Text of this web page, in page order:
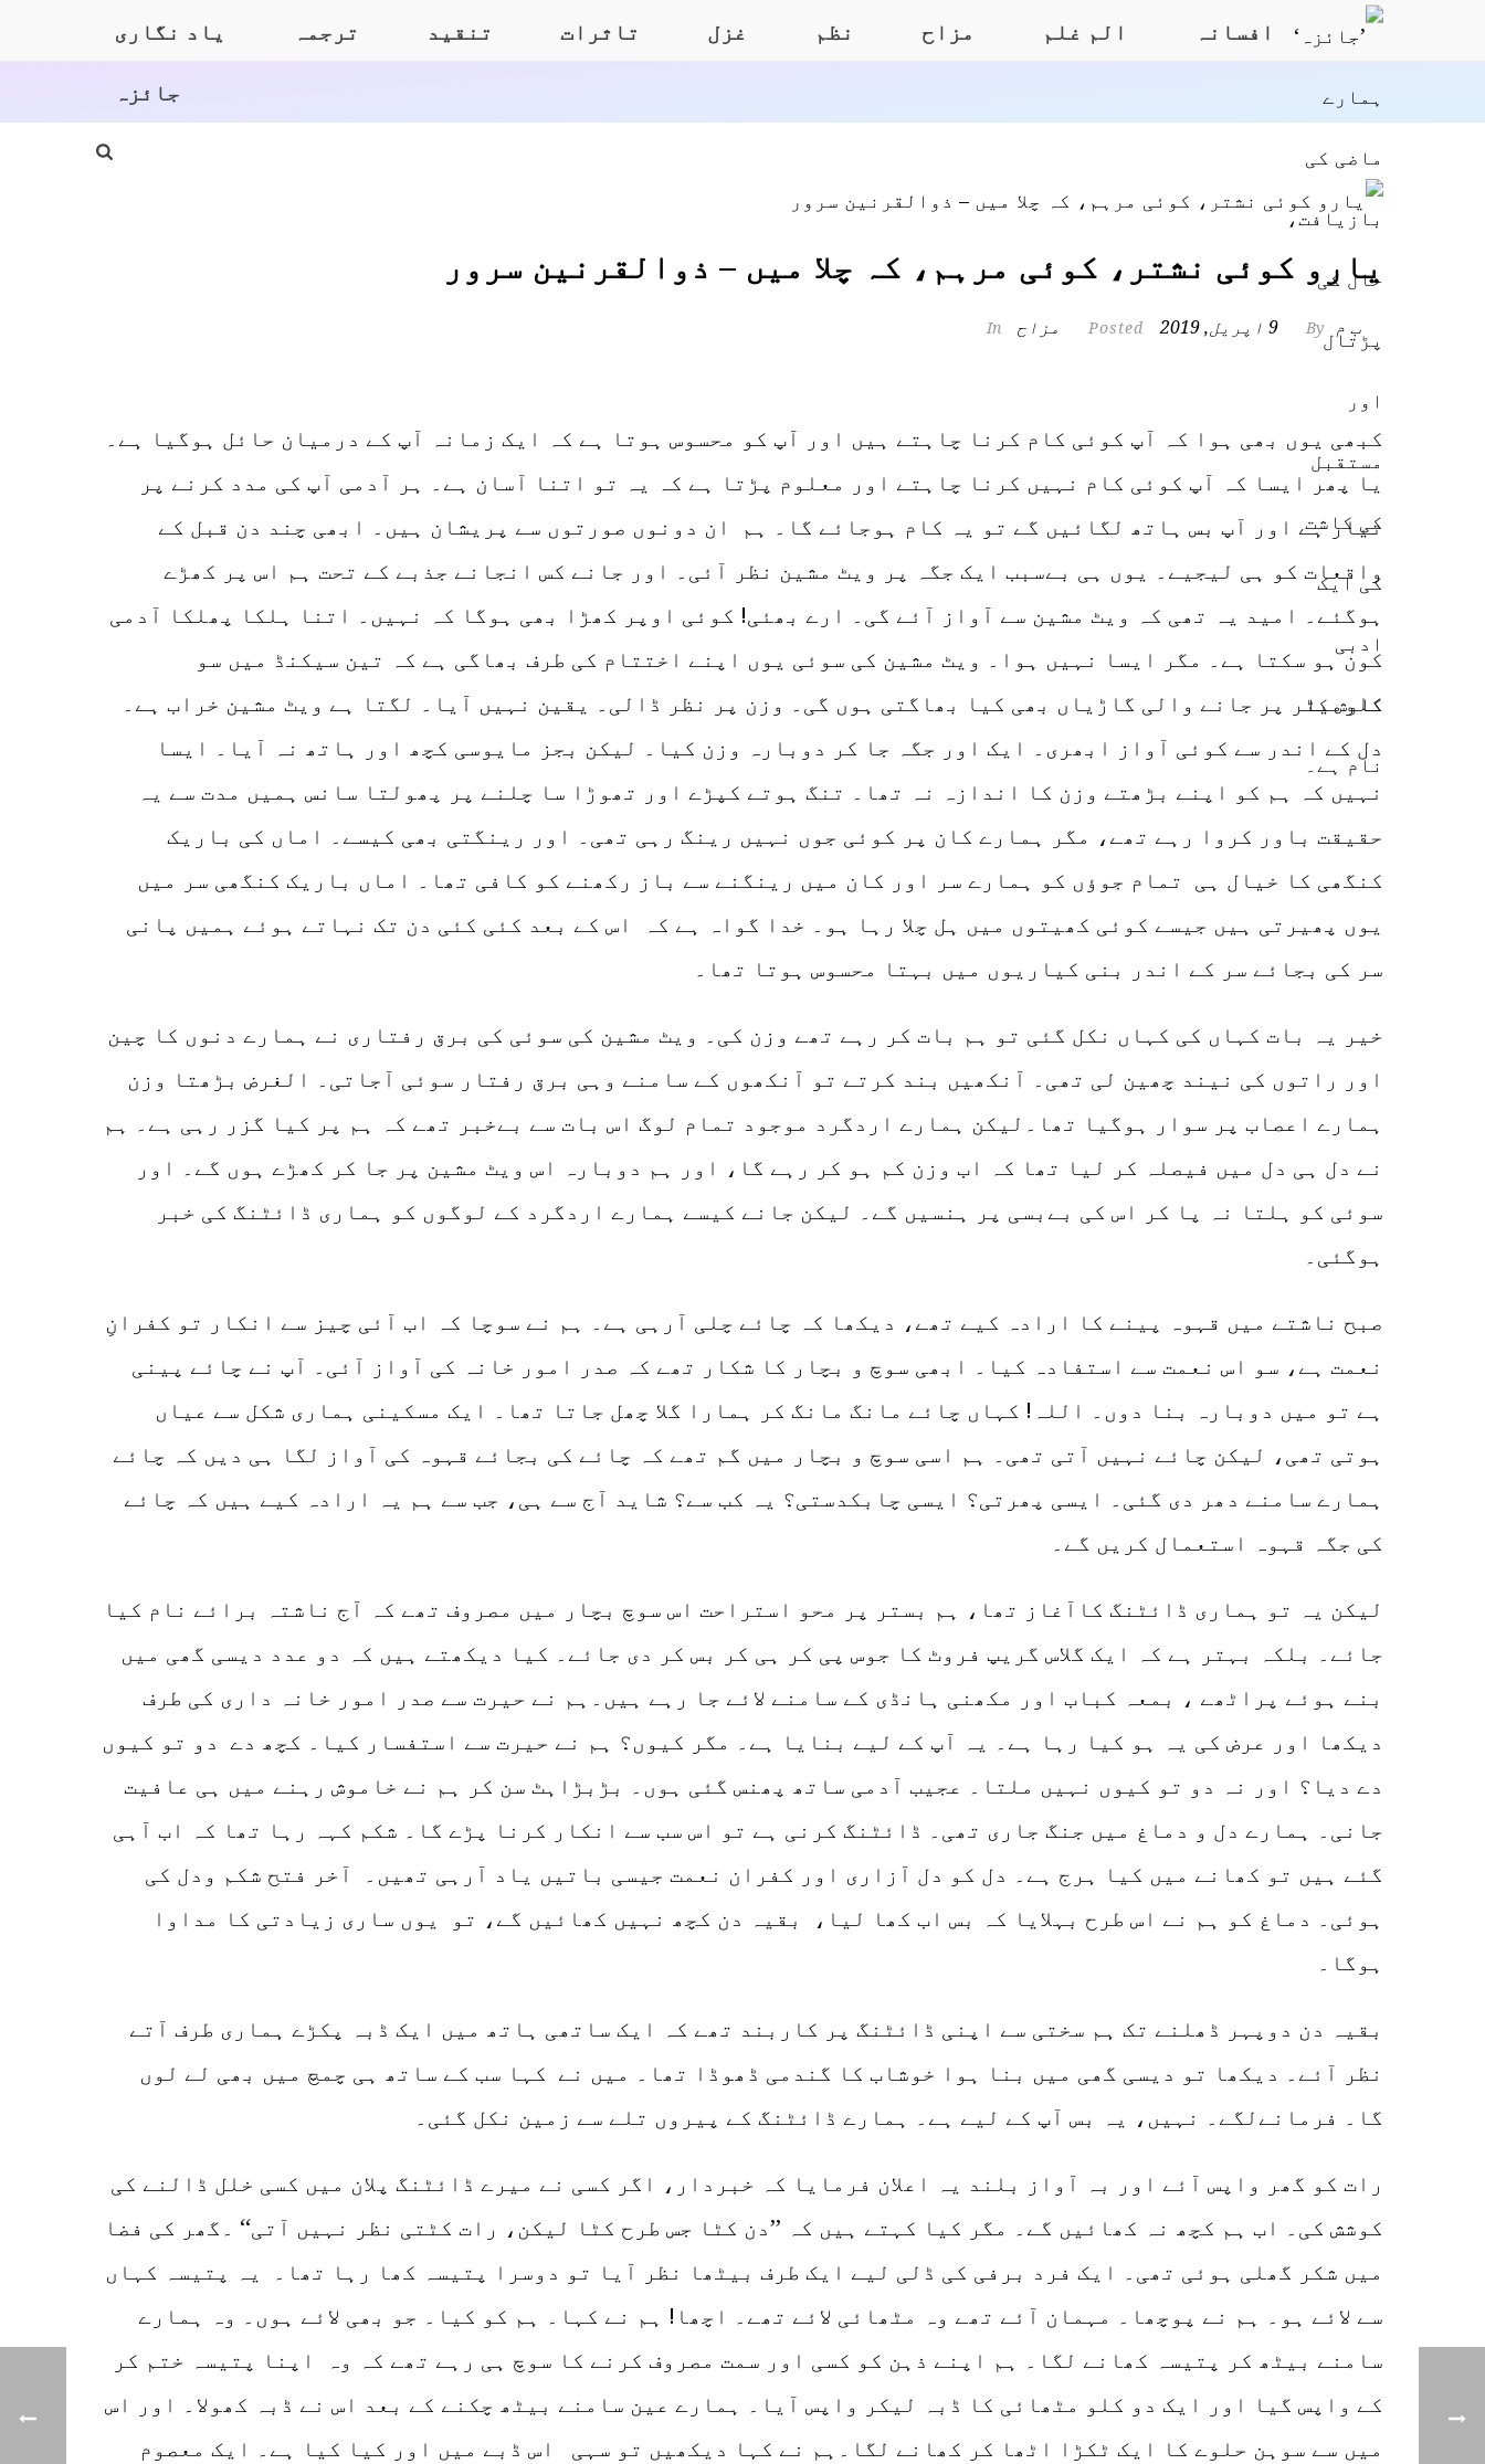
یاد نگاری ترجمہ تنقید تاثرات غزل نظم مزاح الم غلم افسانہ
جائزہ
یارو کوئی نشتر، کوئی مرہم، کہ چلا میں – ذوالقرنین سرور
By ب م 9 اپریل, 2019 مزاح
کبھی یوں بھی ہوا کہ آپ کوئی کام کرنا چاہتے ہیں اور آپ کو محسوس ہوتا ہے کہ ایک زمانہ آپ کے درمیان حائل ہوگیا ہے۔
یا پھر ایسا کہ آپ کوئی کام نہیں کرنا چاہتے اور معلوم پڑتا ہے کہ یہ تو اتنا آسان ہے۔ ہر آدمی آپ کی مدد کرنے پر
تیار ہے اور آپ بس ہاتھ لگائیں گے تو یہ کام ہوجائے گا۔ ہم ان دونوں صورتوں سے پریشان ہیں۔ ابھی چند دن قبل کے
واقعات کو ہی لیجیے۔ یوں ہی بےسبب ایک جگہ پر ویٹ مشین نظر آئی۔ اور جانے کس انجانے جذبے کے تحت ہم اس پر کھڑے
ہوگئے۔ امید یہ تھی کہ ویٹ مشین سے آواز آئے گی۔ ارے بھئی! کوئی اوپر کھڑا بھی ہوگا کہ نہیں۔ اتنا ہلکا پھلکا آدمی
کون ہو سکتا ہے۔ مگر ایسا نہیں ہوا۔ ویٹ مشین کی سوئی یوں اپنے اختتام کی طرف بھاگی ہے کہ تین سیکنڈ میں سو
کلومیٹر پر جانے والی گاڑیاں بھی کیا بھاگتی ہوں گی۔ وزن پر نظر ڈالی۔ یقین نہیں آیا۔ لگتا ہے ویٹ مشین خراب ہے۔
دل کے اندر سے کوئی آواز ابھری۔ ایک اور جگہ جا کر دوبارہ وزن کیا۔ لیکن بجز مایوسی کچھ اور ہاتھ نہ آیا۔ ایسا
نہیں کہ ہم کو اپنے بڑھتے وزن کا اندازہ نہ تھا۔ تنگ ہوتے کپڑے اور تھوڑا سا چلنے پر پھولتا سانس ہمیں مدت سے یہ
حقیقت باور کروا رہے تھے، مگر ہمارے کان پر کوئی جوں نہیں رینگ رہی تھی۔ اور رینگتی بھی کیسے۔ اماں کی باریک
کنگھی کا خیال ہی تمام جوؤں کو ہمارے سر اور کان میں رینگنے سے باز رکھنے کو کافی تھا۔ اماں باریک کنگھی سر میں
یوں پھیرتی ہیں جیسے کوئی کھیتوں میں ہل چلا رہا ہو۔ خدا گواہ ہے کہ اس کے بعد کئی کئی دن تک نہاتے ہوئے ہمیں پانی
سر کی بجائے سر کے اندر بنی کیاریوں میں بہتا محسوس ہوتا تھا۔
خیر یہ بات کہاں کی کہاں نکل گئی تو ہم بات کر رہے تھے وزن کی۔ ویٹ مشین کی سوئی کی برق رفتاری نے ہمارے دنوں کا چین
اور راتوں کی نیند چھین لی تھی۔ آنکھیں بند کرتے تو آنکھوں کے سامنے وہی برق رفتار سوئی آجاتی۔ الغرض بڑھتا وزن
ہمارے اعصاب پر سوار ہوگیا تھا۔لیکن ہمارے اردگرد موجود تمام لوگ اس بات سے بےخبر تھے کہ ہم پر کیا گزر رہی ہے۔ ہم
نے دل ہی دل میں فیصلہ کر لیا تھا کہ اب وزن کم ہو کر رہے گا، اور ہم دوبارہ اس ویٹ مشین پر جا کر کھڑے ہوں گے۔ اور
سوئی کو ہلتا نہ پا کر اس کی بےبسی پر ہنسیں گے۔ لیکن جانے کیسے ہمارے اردگرد کے لوگوں کو ہماری ڈائٹنگ کی خبر
ہوگئی۔
صبح ناشتے میں قہوہ پینے کا ارادہ کیے تھے، دیکھا کہ چائے چلی آرہی ہے۔ ہم نے سوچا کہ اب آئی چیز سے انکار تو کفرانِ
نعمت ہے، سو اس نعمت سے استفادہ کیا۔ ابھی سوچ و بچار کا شکار تھے کہ صدر امور خانہ کی آواز آئی۔ آپ نے چائے پینی
ہے تو میں دوبارہ بنا دوں۔ اللہ! کہاں چائے مانگ مانگ کر ہمارا گلا چھل جاتا تھا۔ ایک مسکینی ہماری شکل سے عیاں
ہوتی تھی، لیکن چائے نہیں آتی تھی۔ ہم اسی سوچ و بچار میں گم تھے کہ چائے کی بجائے قہوہ کی آواز لگا ہی دیں کہ چائے
ہمارے سامنے دھر دی گئی۔ ایسی پھرتی؟ ایسی چابکدستی؟ یہ کب سے؟ شاید آج سے ہی، جب سے ہم یہ ارادہ کیے ہیں کہ چائے
کی جگہ قہوہ استعمال کریں گے۔
لیکن یہ تو ہماری ڈائٹنگ کاآغاز تھا، ہم بستر پر محو استراحت اس سوچ بچار میں مصروف تھے کہ آج ناشتہ برائے نام کیا
جائے۔ بلکہ بہتر ہے کہ ایک گلاس گریپ فروٹ کا جوس پی کر ہی کر بس کر دی جائے۔ کیا دیکھتے ہیں کہ دو عدد دیسی گھی میں
بنے ہوئے پراٹھے ، بمعہ کباب اور مکھنی ہانڈی کے سامنے لائے جا رہے ہیں۔ہم نے حیرت سے صدر امور خانہ داری کی طرف
دیکھا اور عرض کی یہ ہو کیا رہا ہے۔ یہ آپ کے لیے بنایا ہے۔ مگر کیوں؟ ہم نے حیرت سے استفسار کیا۔ کچھ دے دو تو کیوں
دے دیا؟ اور نہ دو تو کیوں نہیں ملتا۔ عجیب آدمی ساتھ پھنس گئی ہوں۔ بڑبڑاہٹ سن کر ہم نے خاموش رہنے میں ہی عافیت
جانی۔ ہمارے دل و دماغ میں جنگ جاری تھی۔ ڈائٹنگ کرنی ہے تو اس سب سے انکار کرنا پڑے گا۔ شکم کہہ رہا تھا کہ اب آہی
گئے ہیں تو کھانے میں کیا ہرج ہے۔ دل کو دل آزاری اور کفران نعمت جیسی باتیں یاد آرہی تھیں۔ آخر فتح شکم ودل کی
ہوئی۔ دماغ کو ہم نے اس طرح بہلایا کہ بس اب کھا لیا، بقیہ دن کچھ نہیں کھائیں گے، تو یوں ساری زیادتی کا مداوا
ہوگا۔
بقیہ دن دوپہر ڈھلنے تک ہم سختی سے اپنی ڈائٹنگ پر کاربند تھے کہ ایک ساتھی ہاتھ میں ایک ڈبہ پکڑے ہماری طرف آتے
نظر آئے۔ دیکھا تو دیسی گھی میں بنا ہوا خوشاب کا گندمی ڈھوڈا تھا۔ میں نے کہا سب کے ساتھ ہی چمچ میں بھی لے لوں
گا۔ فرمانےلگے۔ نہیں، یہ بس آپ کے لیے ہے۔ ہمارے ڈائٹنگ کے پیروں تلے سے زمین نکل گئی۔
رات کو گھر واپس آئے اور بہ آواز بلند یہ اعلان فرمایا کہ خبردار، اگر کسی نے میرے ڈائٹنگ پلان میں کسی خلل ڈالنے کی
کوشش کی۔ اب ہم کچھ نہ کھائیں گے۔ مگر کیا کہتے ہیں کہ ’’دن کٹا جس طرح کٹا لیکن، رات کٹتی نظر نہیں آتی‘‘ ۔گھر کی فضا
میں شکر گھلی ہوئی تھی۔ ایک فرد برفی کی ڈلی لیے ایک طرف بیٹھا نظر آیا تو دوسرا پتیسہ کھا رہا تھا۔ یہ پتیسہ کہاں
سے لائے ہو۔ ہم نے پوچھا۔ مہمان آئے تھے وہ مٹھائی لائے تھے۔ اچھا! ہم نے کہا۔ ہم کو کیا۔ جو بھی لائے ہوں۔ وہ ہمارے
سامنے بیٹھ کر پتیسہ کھانے لگا۔ ہم اپنے ذہن کو کسی اور سمت مصروف کرنے کا سوچ ہی رہے تھے کہ وہ اپنا پتیسہ ختم کر
کے واپس گیا اور ایک دو کلو مٹھائی کا ڈبہ لیکر واپس آیا۔ ہمارے عین سامنے بیٹھ چکنے کے بعد اس نے ڈبہ کھولا۔ اور اس
میں سے سوہن حلوے کا ایک ٹکڑا اٹھا کر کھانے لگا۔ہم نے کہا دیکھیں تو سہی اس ڈبے میں اور کیا کیا ہے۔ ایک معصوم